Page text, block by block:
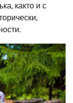
както и с